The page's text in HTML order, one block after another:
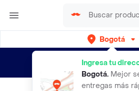
Bogotá
Ingresa tu
Bogotá. Mejor
entregas más
envíos gratis por